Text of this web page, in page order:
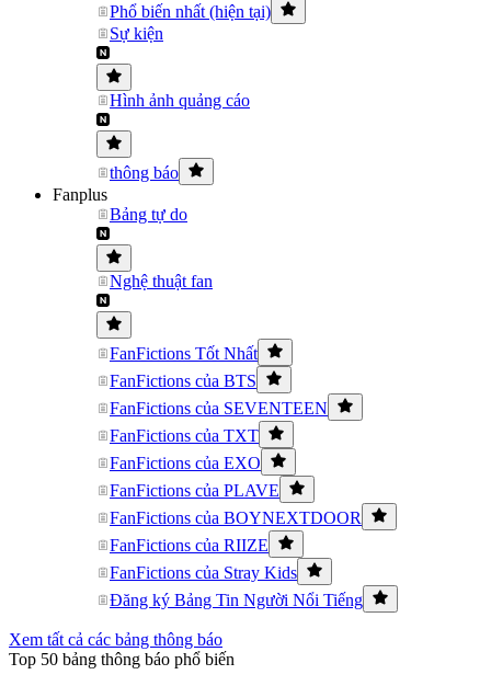
Phổ biến nhất (hiện tại)
Sự kiện
Hình ảnh quảng cáo
thông báo
Fanplus
Bảng tự do
Nghệ thuật fan
FanFictions Tốt Nhất
FanFictions của BTS
FanFictions của SEVENTEEN
FanFictions của TXT
FanFictions của EXO
FanFictions của PLAVE
FanFictions của BOYNEXTDOOR
FanFictions của RIIZE
FanFictions của Stray Kids
Đăng ký Bảng Tin Người Nổi Tiếng
Xem tất cả các bảng thông báo
Top 50 bảng thông báo phổ biến